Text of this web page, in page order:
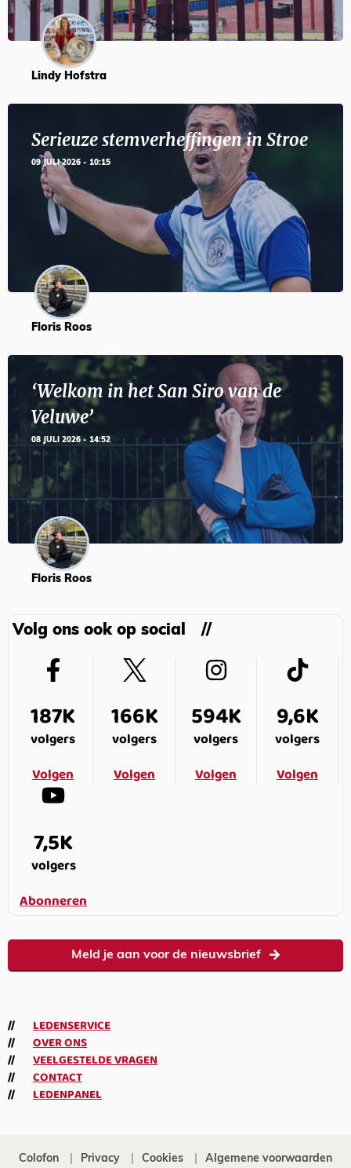
Lindy Hofstra
Serieuze stemverheffingen in Stroe
09 JULI 2026 - 10:15
Floris Roos
‘Welkom in het San Siro van de
Veluwe’
08 JULI 2026 - 14:52
Floris Roos
Volg ons ook op social
187K
volgers
Volgen
166K
volgers
Volgen
594K
volgers
Volgen
9,6K
volgers
Volgen
7,5K
volgers
Abonneren
Meld je aan voor de nieuwsbrief
LEDENSERVICE
OVER ONS
VEELGESTELDE VRAGEN
CONTACT
LEDENPANEL
Colofon Privacy Cookies Algemene voorwaarden